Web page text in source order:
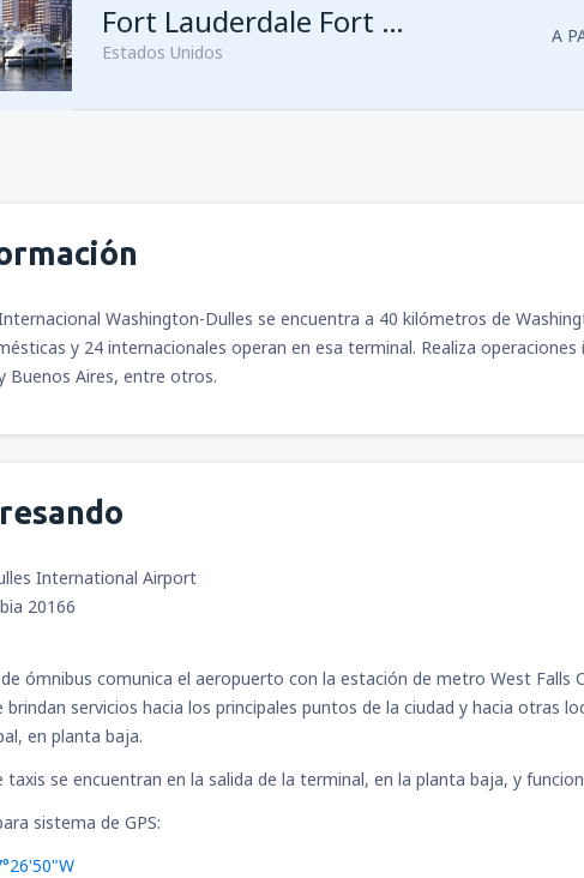
Fort Lauderdale Fort Lauderdale–Hollywood Intl Airport
Estados Unidos
A
Washington-Dulles se encuentra a 40 kilómetros de
y 24 internacionales operan en esa terminal. Realiza
Buenos Aires, entre otros.
International Airport
20166
ómnibus comunica el aeropuerto con la estación de metro West Falls
brindan servicios hacia los principales puntos de la ciudad y hacia otras
en planta baja.
taxis se encuentran en la salida de la terminal, en la planta baja, y
sistema de GPS: